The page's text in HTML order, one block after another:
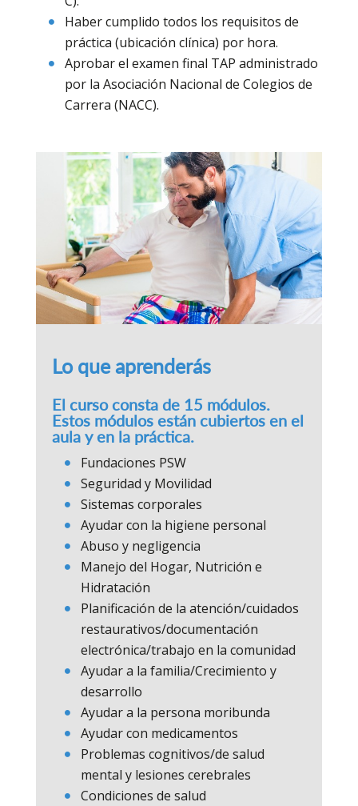
Haber cumplido todos los requisitos de
práctica (ubicación clínica) por hora.
Aprobar el examen final TAP administrado
por la Asociación Nacional de Colegios de
Carrera (NACC).
Lo que aprenderás
El curso consta de 15 módulos.
Estos módulos están cubiertos en el
aula y en la práctica.
Fundaciones PSW
Seguridad y Movilidad
Sistemas corporales
Ayudar con la higiene personal
Abuso y negligencia
Manejo del Hogar, Nutrición e
Hidratación
Planificación de la atención/cuidados
restaurativos/documentación
electrónica/trabajo en la comunidad
Ayudar a la familia/Crecimiento y
desarrollo
Ayudar a la persona moribunda
Ayudar con medicamentos
Problemas cognitivos/de salud
mental y lesiones cerebrales
Condiciones de salud